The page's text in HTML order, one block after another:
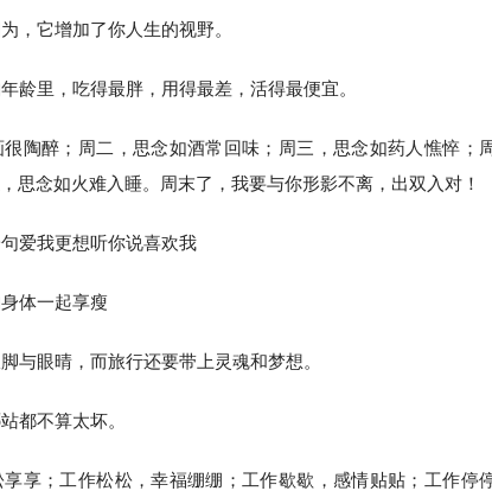
，它增加了你人生的视野。
龄里，吃得最胖，用得最差，活得最便宜。
陶醉；周二，思念如酒常回味；周三，思念如药人憔悴；
思念如火难入睡。周末了，我要与你形影不离，出双入对！
爱我更想听你说喜欢我
体一起享瘦
与眼晴，而旅行还要带上灵魂和梦想。
都不算太坏。
享；工作松松，幸福绷绷；工作歇歇，感情贴贴；工作停